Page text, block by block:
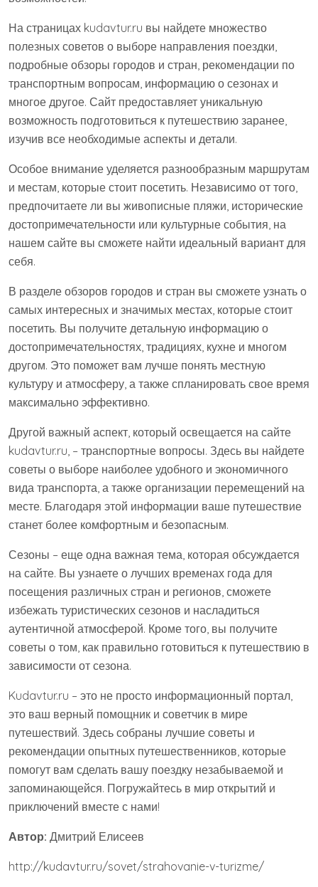
На страницах kudavtur.ru вы найдете множество
полезных советов о выборе направления поездки,
подробные обзоры городов и стран, рекомендации по
транспортным вопросам, информацию о сезонах и
многое другое. Сайт предоставляет уникальную
возможность подготовиться к путешествию заранее,
изучив все необходимые аспекты и детали.
Особое внимание уделяется разнообразным маршрутам
и местам, которые стоит посетить. Независимо от того,
предпочитаете ли вы живописные пляжи, исторические
достопримечательности или культурные события, на
нашем сайте вы сможете найти идеальный вариант для
себя.
В разделе обзоров городов и стран вы сможете узнать о
самых интересных и значимых местах, которые стоит
посетить. Вы получите детальную информацию о
достопримечательностях, традициях, кухне и многом
другом. Это поможет вам лучше понять местную
культуру и атмосферу, а также спланировать свое время
максимально эффективно.
Другой важный аспект, который освещается на сайте
kudavtur.ru, – транспортные вопросы. Здесь вы найдете
советы о выборе наиболее удобного и экономичного
вида транспорта, а также организации перемещений на
месте. Благодаря этой информации ваше путешествие
станет более комфортным и безопасным.
Сезоны – еще одна важная тема, которая обсуждается
на сайте. Вы узнаете о лучших временах года для
посещения различных стран и регионов, сможете
избежать туристических сезонов и насладиться
аутентичной атмосферой. Кроме того, вы получите
советы о том, как правильно готовиться к путешествию в
зависимости от сезона.
Kudavtur.ru – это не просто информационный портал,
это ваш верный помощник и советчик в мире
путешествий. Здесь собраны лучшие советы и
рекомендации опытных путешественников, которые
помогут вам сделать вашу поездку незабываемой и
запоминающейся. Погружайтесь в мир открытий и
приключений вместе с нами!
Автор: Дмитрий Елисеев
http://kudavtur.ru/sovet/strahovanie-v-turizme/